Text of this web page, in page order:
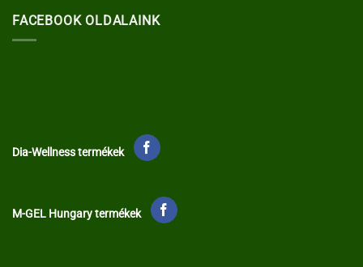
FACEBOOK OLDALAINK
Dia-Wellness termékek
M-GEL Hungary termékek